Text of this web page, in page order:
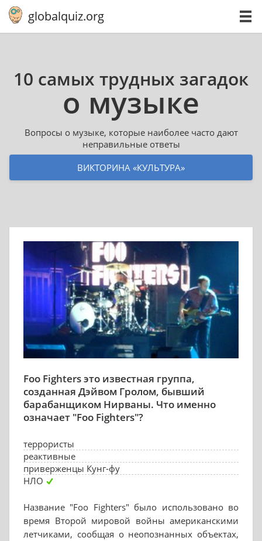
globalquiz.org
10 самых трудных загадок
о музыке
Вопросы о музыке, которые наиболее часто дают
неправильные ответы
ВИКТОРИНА «КУЛЬТУРА»
Foo Fighters это известная группа,
созданная Дэйвом Гролом, бывший
барабанщиком Нирваны. Что именно
означает "Foo Fighters"?
террористы
реактивные
приверженцы Кунг-фу
НЛО
Название "Foo Fighters" было использовано во
время Второй мировой войны американскими
летчиками, сообщая о неопознанных объектах,